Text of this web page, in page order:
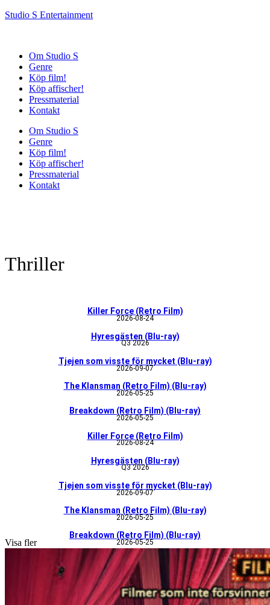
Studio S Entertainment
Om Studio S
Genre
Köp film!
Köp affischer!
Pressmaterial
Kontakt
Om Studio S
Genre
Köp film!
Köp affischer!
Pressmaterial
Kontakt
Thriller
Killer Force (Retro Film)
2026-08-24
Hyresgästen (Blu-ray)
Q3 2026
Tjejen som visste för mycket (Blu-ray)
2026-09-07
The Klansman (Retro Film) (Blu-ray)
2026-05-25
Breakdown (Retro Film) (Blu-ray)
2026-05-25
Killer Force (Retro Film)
2026-08-24
Hyresgästen (Blu-ray)
Q3 2026
Tjejen som visste för mycket (Blu-ray)
2026-09-07
The Klansman (Retro Film) (Blu-ray)
2026-05-25
Breakdown (Retro Film) (Blu-ray)
2026-05-25
Visa fler